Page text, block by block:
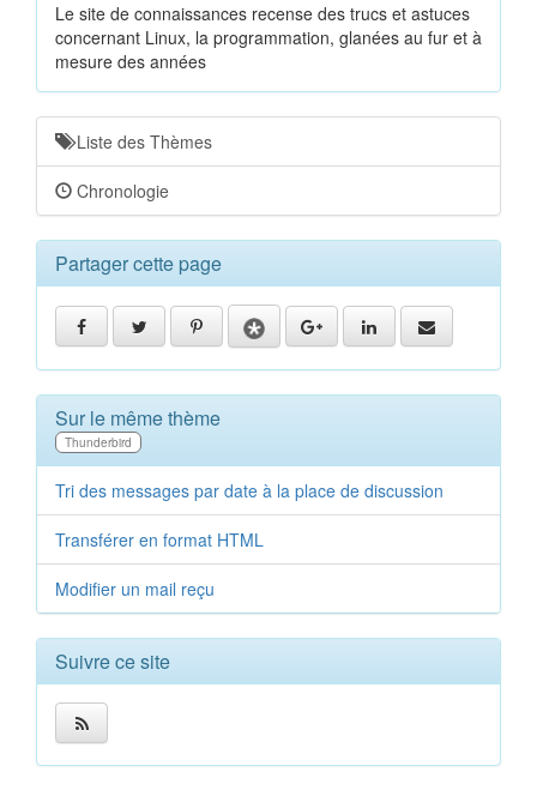
Le site de connaissances recense des trucs et astuces
concernant Linux, la programmation, glanées au fur et à
mesure des années
Liste des Thèmes
Chronologie
Partager cette page
Sur le même thème
Thunderbird
Tri des messages par date à la place de discussion
Transférer en format HTML
Modifier un mail reçu
Suivre ce site